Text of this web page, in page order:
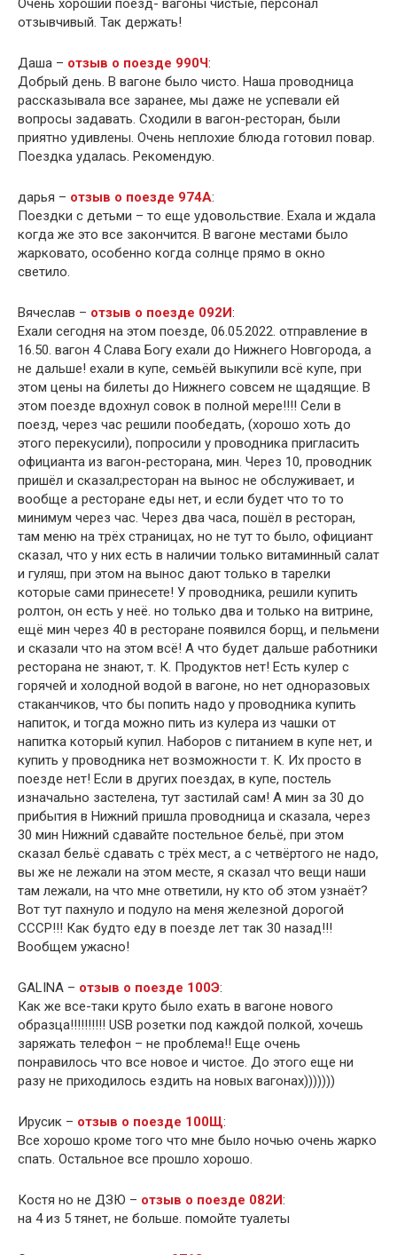
Очень хороший поезд- вагоны чистые, персонал
отзывчивый. Так держать!
Даша – отзыв о поезде 990Ч:
Добрый день. В вагоне было чисто. Наша проводница
рассказывала все заранее, мы даже не успевали ей
вопросы задавать. Сходили в вагон-ресторан, были
приятно удивлены. Очень неплохие блюда готовил повар.
Поездка удалась. Рекомендую.
дарья – отзыв о поезде 974А:
Поездки с детьми – то еще удовольствие. Ехала и ждала
когда же это все закончится. В вагоне местами было
жарковато, особенно когда солнце прямо в окно
светило.
Вячеслав – отзыв о поезде 092И:
Ехали сегодня на этом поезде, 06.05.2022. отправление в
16.50. вагон 4 Слава Богу ехали до Нижнего Новгорода, а
не дальше! ехали в купе, семьёй выкупили всё купе, при
этом цены на билеты до Нижнего совсем не щадящие. В
этом поезде вдохнул совок в полной мере!!!! Сели в
поезд, через час решили пообедать, (хорошо хоть до
этого перекусили), попросили у проводника пригласить
официанта из вагон-ресторана, мин. Через 10, проводник
пришёл и сказал;ресторан на вынос не обслуживает, и
вообще а ресторане еды нет, и если будет что то то
минимум через час. Через два часа, пошёл в ресторан,
там меню на трёх страницах, но не тут то было, официант
сказал, что у них есть в наличии только витаминный салат
и гуляш, при этом на вынос дают только в тарелки
которые сами принесете! У проводника, решили купить
ролтон, он есть у неё. но только два и только на витрине,
ещё мин через 40 в ресторане появился борщ, и пельмени
и сказали что на этом всё! А что будет дальше работники
ресторана не знают, т. К. Продуктов нет! Есть кулер с
горячей и холодной водой в вагоне, но нет одноразовых
стаканчиков, что бы попить надо у проводника купить
напиток, и тогда можно пить из кулера из чашки от
напитка который купил. Наборов с питанием в купе нет, и
купить у проводника нет возможности т. К. Их просто в
поезде нет! Если в других поездах, в купе, постель
изначально застелена, тут застилай сам! А мин за 30 до
прибытия в Нижний пришла проводница и сказала, через
30 мин Нижний сдавайте постельное бельё, при этом
сказал бельё сдавать с трёх мест, а с четвёртого не надо,
вы же не лежали на этом месте, я сказал что вещи наши
там лежали, на что мне ответили, ну кто об этом узнаёт?
Вот тут пахнуло и подуло на меня железной дорогой
СССР!!! Как будто еду в поезде лет так 30 назад!!!
Вообщем ужасно!
GALINA – отзыв о поезде 100Э:
Как же все-таки круто было ехать в вагоне нового
образца!!!!!!!!!! USB розетки под каждой полкой, хочешь
заряжать телефон – не проблема!! Еще очень
понравилось что все новое и чистое. До этого еще ни
разу не приходилось ездить на новых вагонах)))))))
Ирусик – отзыв о поезде 100Щ:
Все хорошо кроме того что мне было ночью очень жарко
спать. Остальное все прошло хорошо.
Костя но не ДЗЮ – отзыв о поезде 082И:
на 4 из 5 тянет, не больше. помойте туалеты